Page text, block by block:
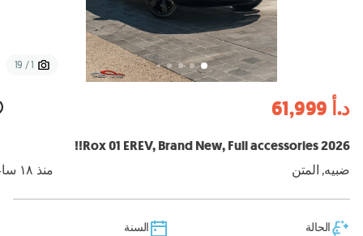
1 / 19
د.أ 61,999
2026 Rox 01 EREV, Brand New, Full accessories!!
ضبيه, المتن منذ ١٨ ساعة
الحالة السنة